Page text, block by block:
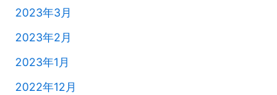
2023年3月
2023年2月
2023年1月
2022年12月